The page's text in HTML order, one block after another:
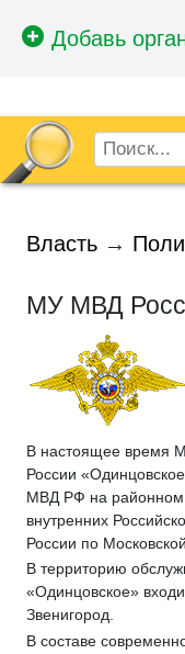
Власть →
МУ МВД
В настоящее время
России
МВД РФ на районном
внутренних
России по
В территорию
«Одинцовское»
Звенигород.
В составе